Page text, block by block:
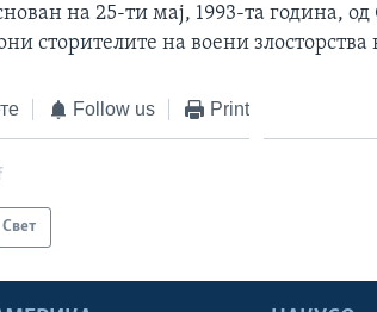
на 25-ти мај, 1993-та година,
сторителите на воени
Follow us Print
Свет